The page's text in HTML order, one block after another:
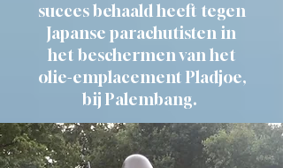
succes behaald heeft tegen
Japanse parachutisten in
het beschermen van het
olie-emplacement Pladjoe,
bij Palembang.